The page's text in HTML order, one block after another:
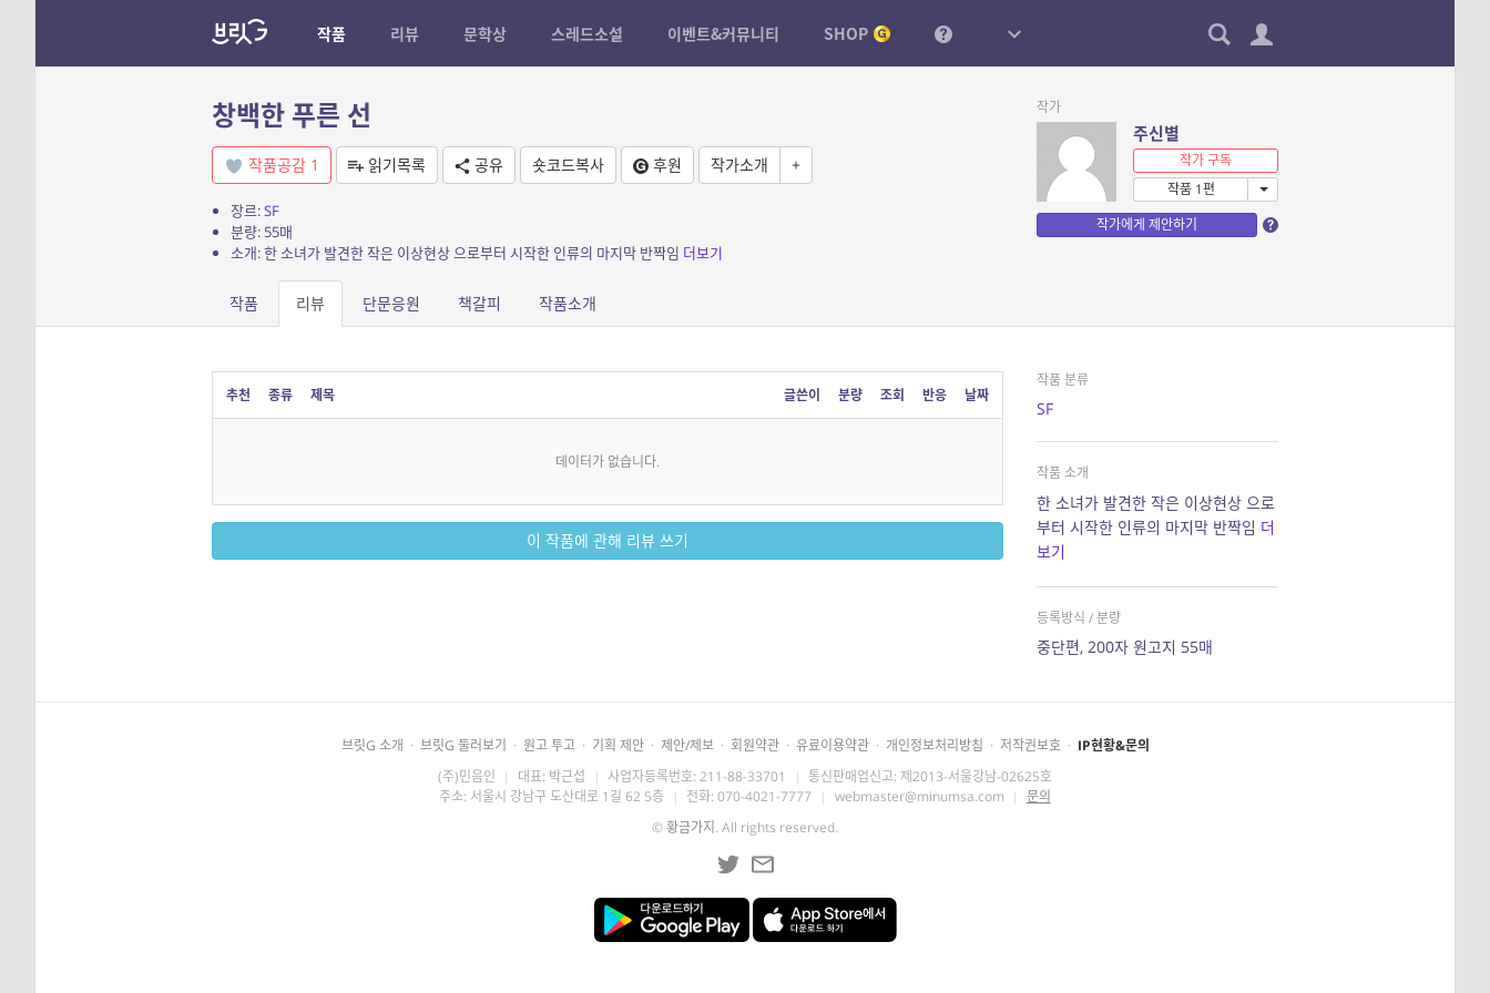
작품 리뷰 문학상 스레드소설 이벤트&커뮤니티 SHOP
창백한 푸른 선
작품공감 1 읽기목록 공유 숏코드복사 후원 작가소개 +
장르:SF
분량: 55매
소개: 한 소녀가 발견한 작은 이상현상 으로부터 시작한 인류의 마지막 반짝임 더보기
작가
주신별
작가 구독
작품 1편
작가에게 제안하기
작품 리뷰 단문응원 책갈피 작품소개
추천 종류 제목 글쓴이 분량 조회 반응 날짜
데이터가 없습니다.
이 작품에 관해 리뷰 쓰기
작품 분류
SF
작품 소개
한 소녀가 발견한 작은 이상현상 으로
부터 시작한 인류의 마지막 반짝임 더
보기
등록방식 / 분량
중단편, 200자 원고지 55매
브릿G 소개 · 브릿G 둘러보기 · 원고 투고 · 기획 제안 · 제안/제보 · 회원약관 · 유료이용약관 · 개인정보처리방침 · 저작권보호 · IP현황&문의
(주)민음인 | 대표: 박근섭 | 사업자등록번호: 211-88-33701 | 통신판매업신고: 제2013-서울강남-02625호
주소: 서울시 강남구 도산대로 1길 62 5층 | 전화: 070-4021-7777 | webmaster@minumsa.com | 문의
©황금가지 . All rights reserved.